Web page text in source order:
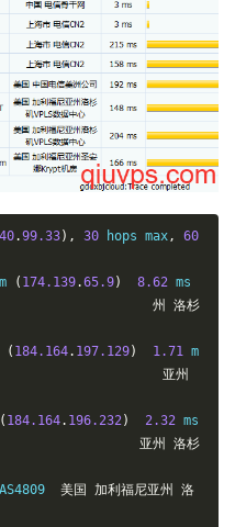
.99.33), 30 hops max,
60
( 174.139.65.9) 8.62 ms
州
洛杉
( 184.164. 197.129) 1.71 m
亚州
( 184.164. 196.232) 2.32 ms
亚州
洛杉
美国 加利福尼亚州
洛